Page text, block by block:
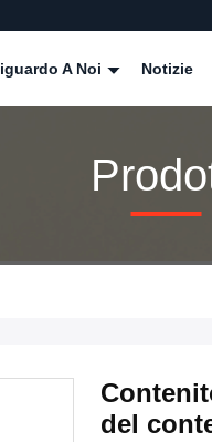
A Noi Notizie
del